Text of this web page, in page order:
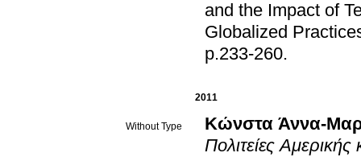
and the Impact of
Globalized
p.233-260.
2011
Without Type
Κώνστα Άννα-
Πολιτείες